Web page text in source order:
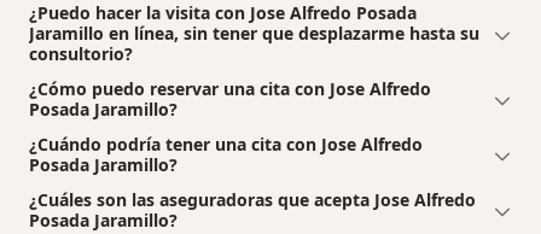
¿Puedo hacer la visita con Jose Alfredo Posada
Jaramillo en línea, sin tener que desplazarme hasta su
consultorio?
¿Cómo puedo reservar una cita con Jose Alfredo
Posada Jaramillo?
¿Cuándo podría tener una cita con Jose Alfredo
Posada Jaramillo?
¿Cuáles son las aseguradoras que acepta Jose Alfredo
Posada Jaramillo?